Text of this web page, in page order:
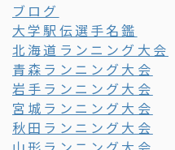
ブログ
大学駅伝選手名鑑
北海道ランニング大会
青森ランニング大会
岩手ランニング大会
宮城ランニング大会
秋田ランニング大会